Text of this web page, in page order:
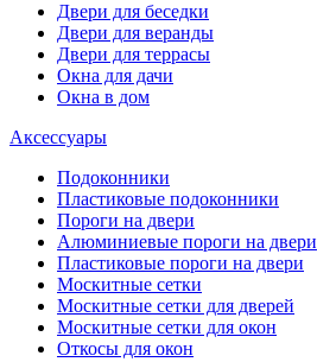
Двери для беседки
Двери для веранды
Двери для террасы
Окна для дачи
Окна в дом
Аксессуары
Подоконники
Пластиковые подоконники
Пороги на двери
Алюминиевые пороги на двери
Пластиковые пороги на двери
Москитные сетки
Москитные сетки для дверей
Москитные сетки для окон
Откосы для окон